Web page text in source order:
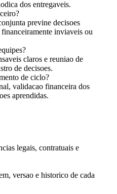
dos entregaveis.
previne decisoes
inviaveis ou
claros e reuniao de
de decisoes.
de ciclo?
validacao financeira dos
aprendidas.
legais, contratuais e
versao e historico de cada